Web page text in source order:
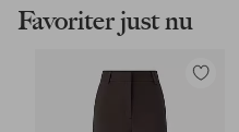
Favoriter just nu
Lägg